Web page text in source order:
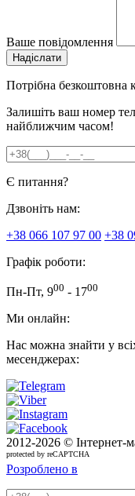
Ваше повідомлення
Потрібна безкоштовна
Залишіть ваш номер
найближчим часом!
Є питання?
Дзвоніть нам:
+38 066 107 97 00 +38
Графік роботи:
Пн-Пт, 900 - 1700
Ми онлайн:
Нас можна знайти у
месенджерах:
2012-2026 © Інтернет-
protected by reCAPTCHA
Розроблено в